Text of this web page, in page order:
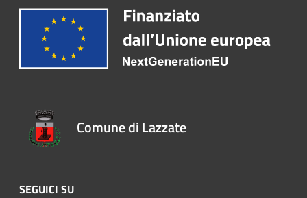
Comune di Lazzate
SEGUICI SU